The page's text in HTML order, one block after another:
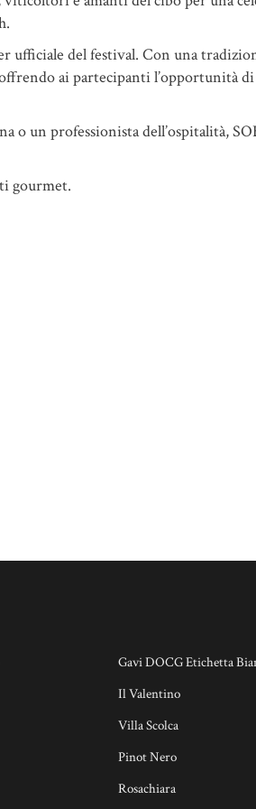
ufficiale del festival. Con una
ai partecipanti l’opportunità di
o un professionista dell’ospitalità,
gourmet.
Gavi DOCG Etichetta
Il Valentino
Villa Scolca
Pinot Nero
Rosachiara